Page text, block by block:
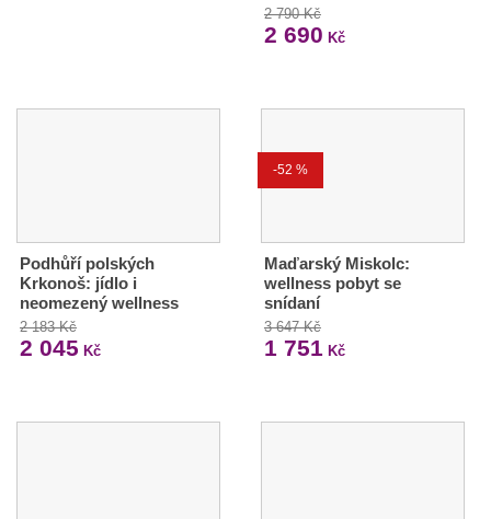
2 790 Kč
2 690 Kč
Podhůří polských
Krkonoš: jídlo i
neomezený wellness
2 183 Kč
2 045 Kč
-52 %
Maďarský Miskolc:
wellness pobyt se
snídaní
3 647 Kč
1 751 Kč